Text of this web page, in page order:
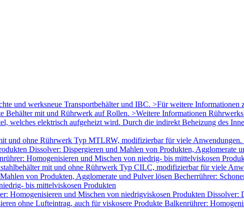
und werksneue Transportbehälter und IBC. >Für weitere
Behälter mit und Rührwerk auf Rollen. >Weitere Informationen
welches elektrisch aufgeheizt wird. Durch die indirekt Beheizung des
und ohne Rührwerk Typ MTLRW, modifizierbar für viele
Dissolver: Dispergieren und Mahlen von Produkten, Agglomerate
Homogenisieren und Mischen von niedrig- bis mittelviskosen
mit und ohne Rührwerk Typ CILC, modifizierbar für viele
von Produkten, Agglomerate und Pulver lösen Becherrührer:
bis mittelviskosen Produkten
Homogenisieren und Mischen von niedrigviskosen Produkten Dissolver:
ohne Lufteintrag, auch für viskosere Produkte Balkenrührer: